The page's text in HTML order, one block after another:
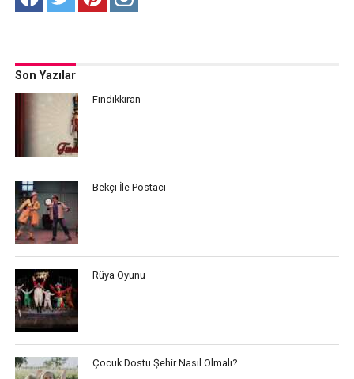
Son Yazılar
Fındıkkıran
Bekçi İle Postacı
Rüya Oyunu
Çocuk Dostu Şehir Nasıl Olmalı?